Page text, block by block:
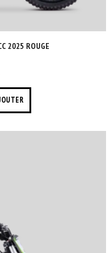
2025 ROUGE